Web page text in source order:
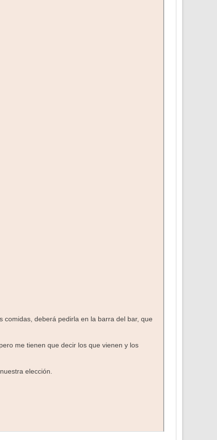
comidas, deberá pedirla en la barra del bar, que
me tienen que decir los que vienen y los
elección.